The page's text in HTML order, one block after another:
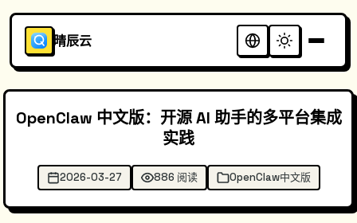
晴辰云
OpenClaw 中文版：开源 AI 助手的多平台集成
实践
2026-03-27 886 阅读 OpenClaw中文版